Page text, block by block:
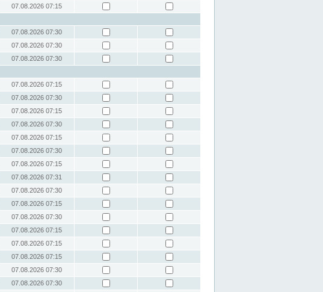
07.08.2026 07:15
07.08.2026 07:30
07.08.2026 07:30
07.08.2026 07:30
07.08.2026 07:15
07.08.2026 07:30
07.08.2026 07:15
07.08.2026 07:30
07.08.2026 07:15
07.08.2026 07:30
07.08.2026 07:15
07.08.2026 07:31
07.08.2026 07:30
07.08.2026 07:15
07.08.2026 07:30
07.08.2026 07:15
07.08.2026 07:15
07.08.2026 07:15
07.08.2026 07:30
07.08.2026 07:30